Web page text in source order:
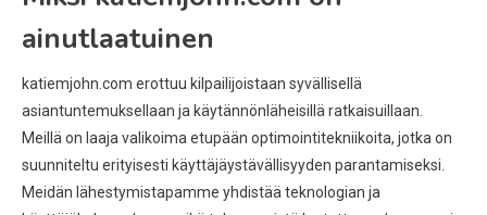
ainutlaatuinen
katiemjohn.com erottuu kilpailijoistaan syvällisellä
asiantuntemuksellaan ja käytännönläheisillä ratkaisuillaan.
Meillä on laaja valikoima etupään optimointitekniikoita, jotka on
suunniteltu erityisesti käyttäjäystävällisyyden parantamiseksi.
Meidän lähestymistapamme yhdistää teknologian ja